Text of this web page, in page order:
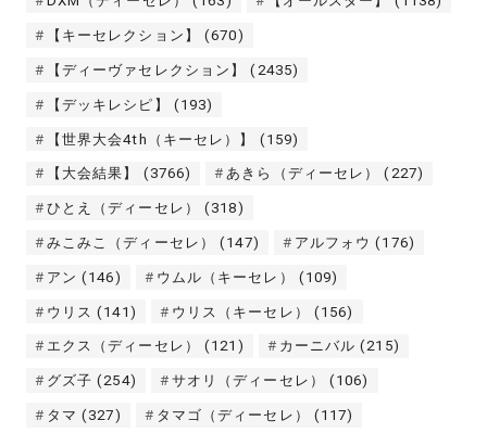
【キーセレクション】 (670)
【ディーヴァセレクション】 (2435)
【デッキレシピ】 (193)
【世界大会4th（キーセレ）】 (159)
【大会結果】 (3766) あきら（ディーセレ） (227)
ひとえ（ディーセレ） (318)
みこみこ（ディーセレ） (147) アルフォウ (176)
アン (146) ウムル（キーセレ） (109)
ウリス (141) ウリス（キーセレ） (156)
エクス（ディーセレ） (121) カーニバル (215)
グズ子 (254) サオリ（ディーセレ） (106)
タマ (327) タマゴ（ディーセレ） (117)